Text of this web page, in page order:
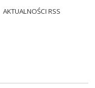
AKTUALNOŚCI RSS